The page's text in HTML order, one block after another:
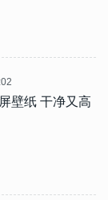
壁纸 干净又高